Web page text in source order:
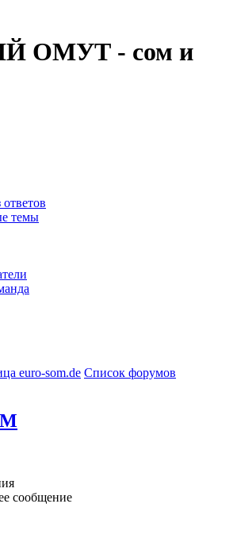
ОМУТ - сом и
темы
euro-som.de Список форумов
сообщение